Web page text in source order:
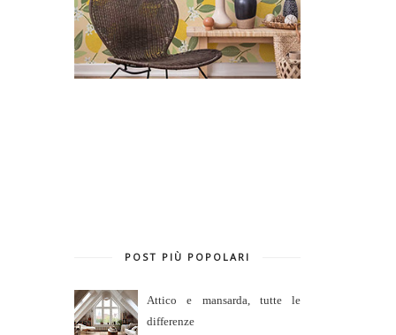
POST PIÙ POPOLARI
Attico e mansarda, tutte le
differenze